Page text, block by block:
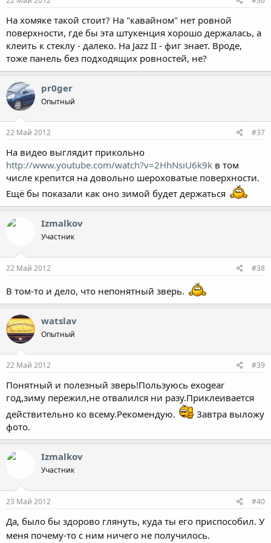
На хомяке такой стоит? На "кавайном" нет ровной
поверхности, где бы эта штукенция хорошо держалась, а
клеить к стеклу - далеко. На Jazz II - фиг знает. Вроде,
тоже панель без подходящих ровностей, не?
pr0ger
Опытный
22 Май 2012 #37
На видео выглядит прикольно
http://www.youtube.com/watch?v=2HhNsiU6k9k в том
числе крепится на довольно шероховатые поверхности.
Ещё бы показали как оно зимой будет держаться
Izmalkov
Участник
22 Май 2012 #38
В том-то и дело, что непонятный зверь.
watslav
Опытный
22 Май 2012 #39
Понятный и полезный зверь!Пользуюсь exogear
год,зиму пережил,не отвалился ни разу.Приклеивается
действительно ко всему.Рекомендую.
Завтра выложу
фото.
Izmalkov
Участник
23 Май 2012 #40
Да, было бы здорово глянуть, куда ты его приспособил. У
меня почему-то с ним ничего не получилось.